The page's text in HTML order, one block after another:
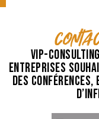
VIP-
entreprises
des conférences,